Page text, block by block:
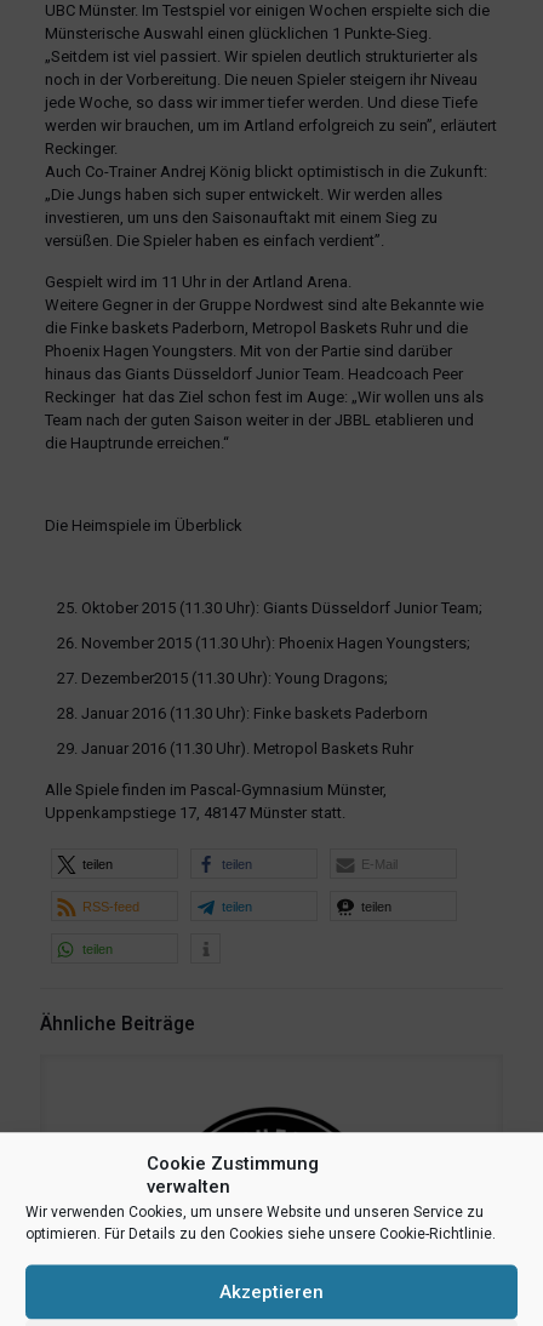
Cookie Zustimmung
verwalten
Wir verwenden Cookies, um unsere Website und unseren Service zu
optimieren. Für Details zu den Cookies siehe unsere Cookie-Richtlinie.
Akzeptieren
UBC Münster. Im Testspiel vor einigen Wochen erspielte sich die
Münsterische Auswahl einen glücklichen 1 Punkte-Sieg.
„Seitdem ist viel passiert. Wir spielen deutlich strukturierter als
noch in der Vorbereitung. Die neuen Spieler steigern ihr Niveau
jede Woche, so dass wir immer tiefer werden. Und diese Tiefe
werden wir brauchen, um im Artland erfolgreich zu sein”, erläutert
Reckinger.
Auch Co-Trainer Andrej König blickt optimistisch in die Zukunft:
„Die Jungs haben sich super entwickelt. Wir werden alles
investieren, um uns den Saisonauftakt mit einem Sieg zu
versüßen. Die Spieler haben es einfach verdient”.
Gespielt wird im 11 Uhr in der Artland Arena.
Weitere Gegner in der Gruppe Nordwest sind alte Bekannte wie
die Finke baskets Paderborn, Metropol Baskets Ruhr und die
Phoenix Hagen Youngsters. Mit von der Partie sind darüber
hinaus das Giants Düsseldorf Junior Team. Headcoach Peer
Reckinger hat das Ziel schon fest im Auge: „Wir wollen uns als
Team nach der guten Saison weiter in der JBBL etablieren und
die Hauptrunde erreichen.“
Die Heimspiele im Überblick
Oktober 2015 (11.30 Uhr): Giants Düsseldorf Junior Team;
November 2015 (11.30 Uhr): Phoenix Hagen Youngsters;
Dezember2015 (11.30 Uhr): Young Dragons;
Januar 2016 (11.30 Uhr): Finke baskets Paderborn
Januar 2016 (11.30 Uhr). Metropol Baskets Ruhr
Alle Spiele finden im Pascal-Gymnasium Münster,
Uppenkampstiege 17, 48147 Münster statt.
teilen teilen E-Mail
RSS-feed teilen teilen
teilen
Ähnliche Beiträge